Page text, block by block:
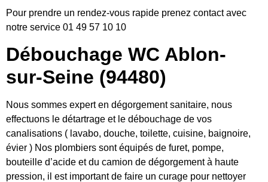
Pour prendre un rendez-vous rapide prenez contact avec
notre service 01 49 57 10 10
Débouchage WC Ablon-
sur-Seine (94480)
Nous sommes expert en dégorgement sanitaire, nous
effectuons le détartrage et le débouchage de vos
canalisations ( lavabo, douche, toilette, cuisine, baignoire,
évier ) Nos plombiers sont équipés de furet, pompe,
bouteille d’acide et du camion de dégorgement à haute
pression, il est important de faire un curage pour nettoyer